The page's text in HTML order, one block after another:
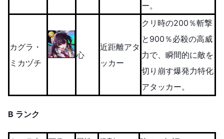
ー。
カグラ・
ミカヅチ
心
近距離アタ
ッカー
クリ時の200％斬撃
と900％必殺の高威
力で、瞬間的に敵を
切り崩す爆発力特化
アタッカー。
B ランク